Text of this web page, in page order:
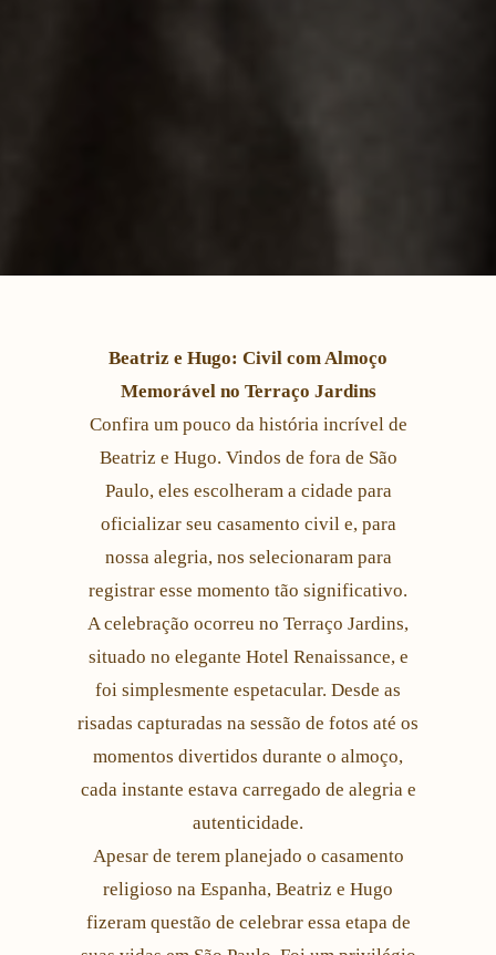
Beatriz e Hugo: Civil com Almoço
Memorável no Terraço Jardins
Confira um pouco da história incrível de
Beatriz e Hugo. Vindos de fora de São
Paulo, eles escolheram a cidade para
oficializar seu casamento civil e, para
nossa alegria, nos selecionaram para
registrar esse momento tão significativo.
A celebração ocorreu no Terraço Jardins,
situado no elegante Hotel Renaissance, e
foi simplesmente espetacular. Desde as
risadas capturadas na sessão de fotos até os
momentos divertidos durante o almoço,
cada instante estava carregado de alegria e
autenticidade.
Apesar de terem planejado o casamento
religioso na Espanha, Beatriz e Hugo
fizeram questão de celebrar essa etapa de